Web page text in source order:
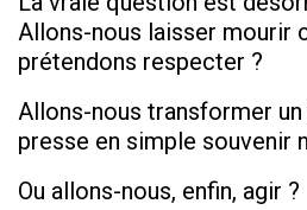
Allons-nous laisser mourir
prétendons respecter ?
Allons-nous transformer
presse en simple souvenir
Ou allons-nous, enfin, agir ?